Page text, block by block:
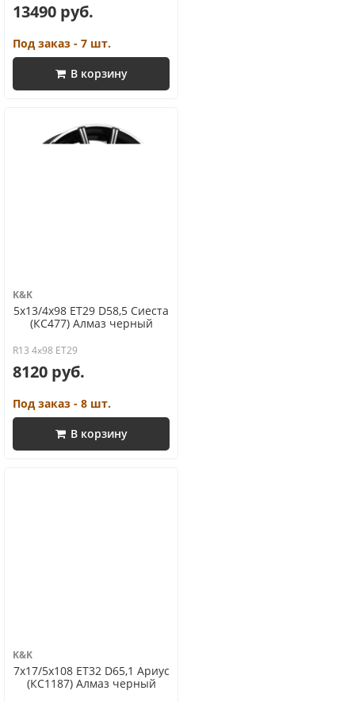
13490 руб.
Под заказ - 7 шт.
В корзину
K&K
5x13/4x98 ET29 D58,5 Сиеста
(КС477) Алмаз черный
R13 4x98 ET29
8120 руб.
Под заказ - 8 шт.
В корзину
K&K
7x17/5x108 ET32 D65,1 Ариус
(КС1187) Алмаз черный